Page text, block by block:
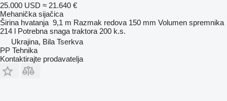
25.000 USD ≈ 21.640 €
Mehanička sijačica
Širina hvatanja 9,1 m Razmak redova 150 mm Volumen spremnika
214 l Potrebna snaga traktora 200 k.s.
Ukrajina, Bila Tserkva
PP Tehnika
Kontaktirajte prodavatelja